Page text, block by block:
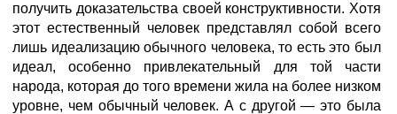
получить доказательства своей конструктивности. Хотя
этот естественный человек представлял собой всего
лишь идеализацию обычного человека, то есть это был
идеал, особенно привлекательный для той части
народа, которая до того времени жила на более низком
уровне, чем обычный человек. А с другой — это была